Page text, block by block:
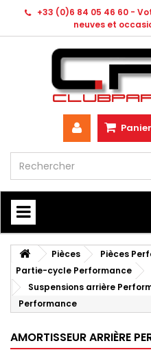
+33 (0)6 84 05 46 60 -
neuves et
Pièces
Pièces
Partie-cycle Performance
Suspensions arrière
Performance
AMORTISSEUR ARRIÈRE